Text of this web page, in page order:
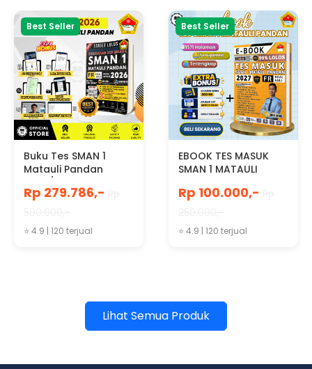
Best Seller
Buku Tes SMAN 1
Matauli Pandan
2026/2027
Rp 279.786,-
⭐ 4.9 | 120 terjual
Best Seller
EBOOK TES MASUK
SMAN 1 MATAULI
Rp 100.000,-
⭐ 4.9 | 120 terjual
Lihat Semua Produk